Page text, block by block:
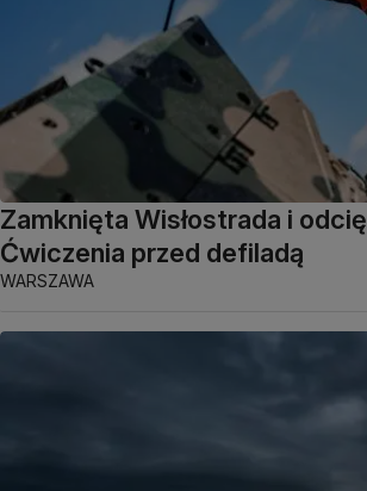
Zamknięta Wisłostrada i
Ćwiczenia przed defiladą
WARSZAWA